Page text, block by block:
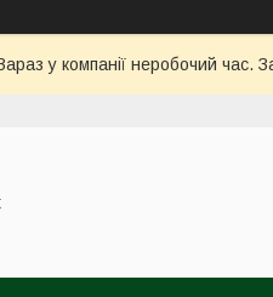
у компанії неробочий час.